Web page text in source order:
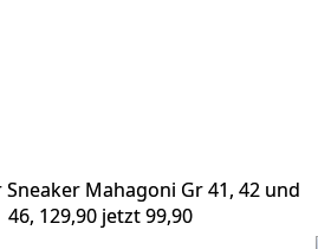
Sneaker Mahagoni Gr 41, 42 und
46, 129,90 jetzt 99,90